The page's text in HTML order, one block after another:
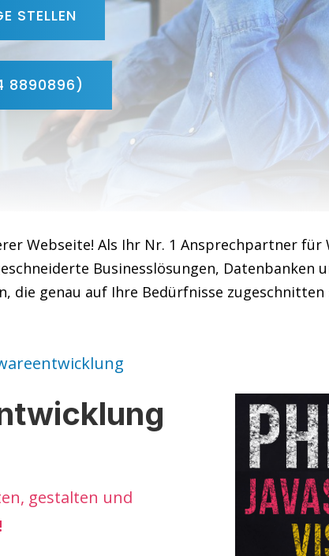
STELLEN
8890896)
Webseite! Als Ihr Nr. 1 Ansprechpartner für
Businesslösungen,
die genau auf Ihre Bedürfnisse zugeschnitten
gestalten und